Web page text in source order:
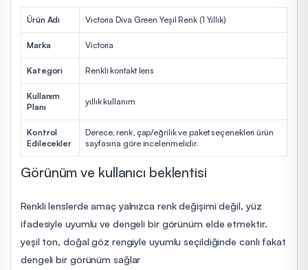
Ürün Adı Victoria Diva Green Yeşil Renk (1 Yıllık)
Marka Victoria
Kategori Renkli kontakt lens
Kullanım
Planı
yıllık kullanım
Kontrol
Edilecekler
Derece, renk, çap/eğrilik ve paket seçenekleri ürün
sayfasına göre incelenmelidir.
Görünüm ve kullanıcı beklentisi
Renkli lenslerde amaç yalnızca renk değişimi değil, yüz
ifadesiyle uyumlu ve dengeli bir görünüm elde etmektir.
yeşil ton, doğal göz rengiyle uyumlu seçildiğinde canlı fakat
dengeli bir görünüm sağlar